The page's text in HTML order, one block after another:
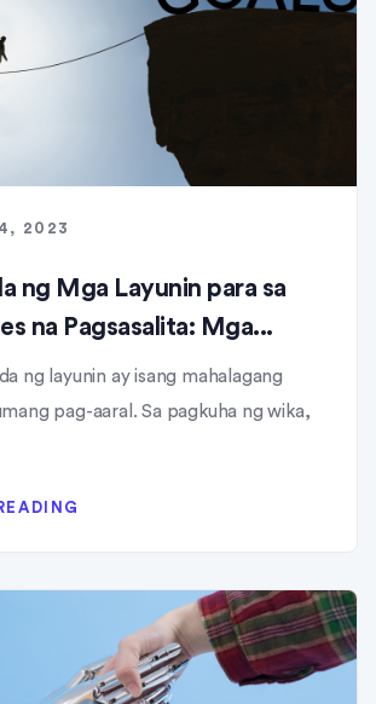
2023
ng Mga Layunin para sa
na Pagsasalita: Mga...
ng layunin ay isang mahalagang
pag-aaral. Sa pagkuha ng wika,